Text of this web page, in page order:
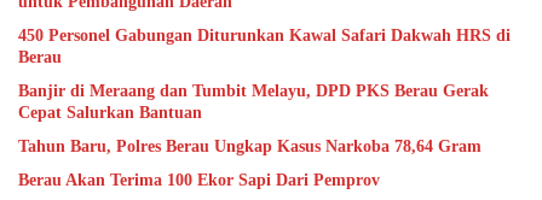
450 Personel Gabungan Diturunkan Kawal Safari Dakwah HRS di
Berau
Banjir di Meraang dan Tumbit Melayu, DPD PKS Berau Gerak
Cepat Salurkan Bantuan
Tahun Baru, Polres Berau Ungkap Kasus Narkoba 78,64 Gram
Berau Akan Terima 100 Ekor Sapi Dari Pemprov